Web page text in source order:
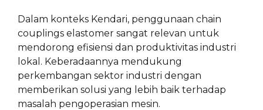
Dalam konteks Kendari, penggunaan chain
couplings elastomer sangat relevan untuk
mendorong efisiensi dan produktivitas industri
lokal. Keberadaannya mendukung
perkembangan sektor industri dengan
memberikan solusi yang lebih baik terhadap
masalah pengoperasian mesin.